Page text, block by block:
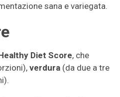
sana e variegata.
Diet Score, che
verdura (da due a tre